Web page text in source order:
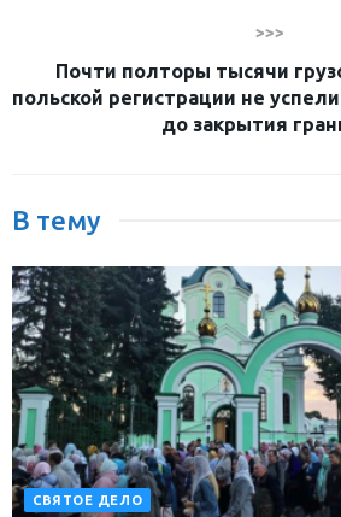
>>>
Почти полторы тысячи
польской регистрации не
до закрытия
В тему
СВЯТОЕ ДЕЛО